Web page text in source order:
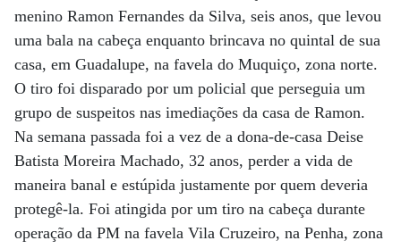
menino Ramon Fernandes da Silva, seis anos, que levou
uma bala na cabeça enquanto brincava no quintal de sua
casa, em Guadalupe, na favela do Muquiço, zona norte.
O tiro foi disparado por um policial que perseguia um
grupo de suspeitos nas imediações da casa de Ramon.
Na semana passada foi a vez de a dona-de-casa Deise
Batista Moreira Machado, 32 anos, perder a vida de
maneira banal e estúpida justamente por quem deveria
protegê-la. Foi atingida por um tiro na cabeça durante
operação da PM na favela Vila Cruzeiro, na Penha, zona